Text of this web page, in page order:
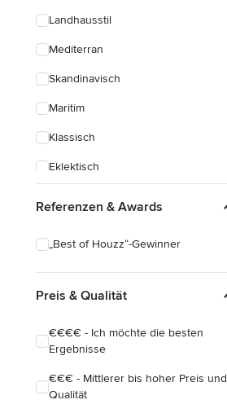
Landhausstil
Mediterran
Skandinavisch
Maritim
Klassisch
Eklektisch
Referenzen & Awards
„Best of Houzz“-Gewinner
Preis & Qualität
€€€€ - Ich möchte die besten
Ergebnisse
€€€ - Mittlerer bis hoher Preis und
Qualität